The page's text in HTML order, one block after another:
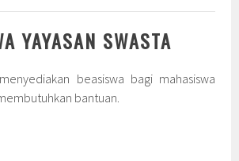
YAYASAN SWASTA
beasiswa bagi mahasiswa
bantuan.